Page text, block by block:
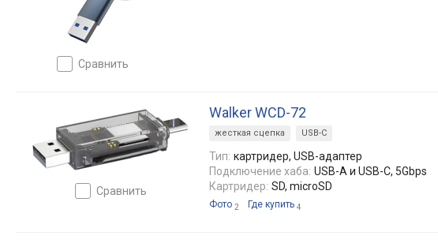
сравнить
сравнить
Walker WCD-72
жесткая сцепка USB-C
Тип: картридер, USB-адаптер
Подключение хаба: USB-A и USB-C, 5Gbps
Картридер: SD, microSD
Фото 2 Где купить 4